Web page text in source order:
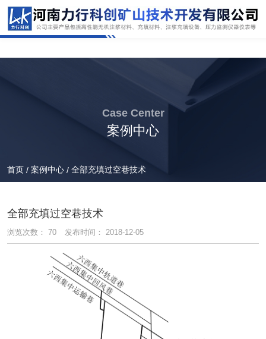
Case Center
案例中心
首页 / 案例中心 / 全部充填过空巷技术
全部充填过空巷技术
浏览次数： 70 发布时间： 2018-12-05